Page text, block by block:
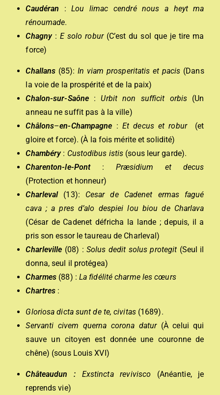
Caudéran :Lou limac cendré nous a heyt ma
rénoumade.
Chagny: E solo robur (C’est du sol que je tire ma
force)
Challans (85):In viam prosperitatis et pacis (Dans
la voie de la prospérité et de la paix)
Chalon-sur-Saône : Urbit non sufficit orbis (Un
anneau ne suffit pas à la ville)
Châlons–en-Champagne : Et decus et robur
(et
gloire et force). (À la fois mérite et solidité)
Chambéry: Custodibus istis (sous leur garde).
Charenton-le-Pont: Præsidium et decus
(Protection et honneur)
Charleval(13): Cesar de Cadenet ermas fagué
cava ; a pres d’alo despiei lou biou de Charlava
(César de Cadenet défricha la lande ; depuis, il a
pris son essor le taureau de Charleval)
Charleville (08) : Solus dedit solus protegit (Seul il
donna, seul il protégea)
Charmes (88) : La fidélité charme les cœurs
Chartres :
Gloriosa dicta sunt de te, civitas(1689).
Servanti civem querna corona datur(À celui qui
sauve un citoyen est donnée une couronne de
chêne) (sous Louis XVI)
Châteaudun : Exstincta revivisco (Anéantie, je
reprends vie)